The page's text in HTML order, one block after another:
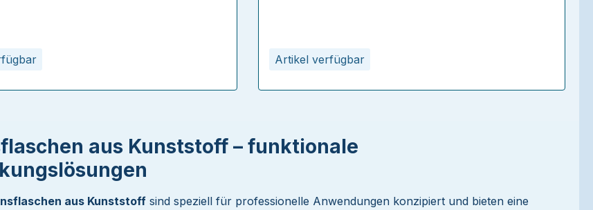
Artikel verfügbar
aus Kunststoff – funktionale
aus Kunststoff sind speziell für professionelle Anwendungen konzipiert und bieten eine